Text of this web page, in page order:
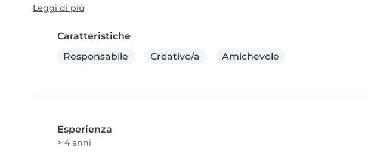
Leggi di più
Caratteristiche
Responsabile
Creativo/a Amichevole
Esperienza
> 4 anni